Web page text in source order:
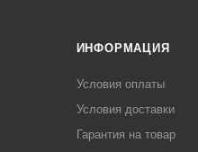
ИНФОРМАЦИЯ
Условия оплаты
Условия доставки
Гарантия на товар